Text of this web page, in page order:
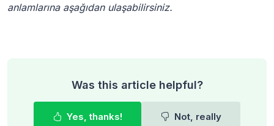
anlamlarına aşağıdan ulaşabilirsiniz.
Was this article helpful?
Yes, thanks! Not, really